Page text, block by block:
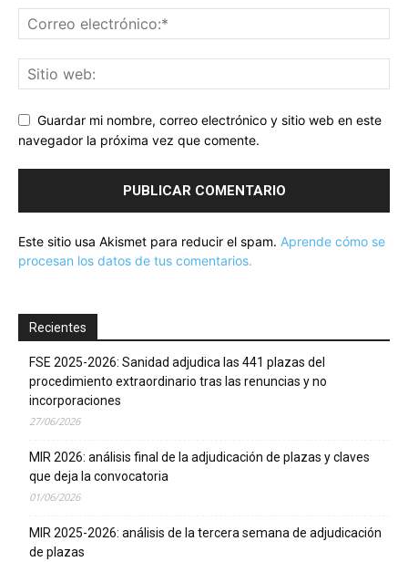
Guardar mi nombre, correo electrónico y sitio web en este
navegador la próxima vez que comente.
Este sitio usa Akismet para reducir el spam. Aprende cómo se
procesan los datos de tus comentarios.
Recientes
FSE 2025-2026: Sanidad adjudica las 441 plazas del
procedimiento extraordinario tras las renuncias y no
incorporaciones
27/06/2026
MIR 2026: análisis final de la adjudicación de plazas y claves
que deja la convocatoria
01/06/2026
MIR 2025-2026: análisis de la tercera semana de adjudicación
de plazas